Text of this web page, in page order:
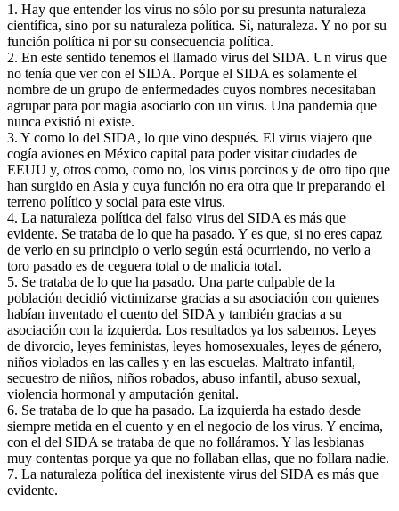
1. Hay que entender los virus no sólo por su presunta naturaleza
científica, sino por su naturaleza política. Sí, naturaleza. Y no por su
función política ni por su consecuencia política.
2. En este sentido tenemos el llamado virus del SIDA. Un virus que
no tenía que ver con el SIDA. Porque el SIDA es solamente el
nombre de un grupo de enfermedades cuyos nombres necesitaban
agrupar para por magia asociarlo con un virus. Una pandemia que
nunca existió ni existe.
3. Y como lo del SIDA, lo que vino después. El virus viajero que
cogía aviones en México capital para poder visitar ciudades de
EEUU y, otros como, como no, los virus porcinos y de otro tipo que
han surgido en Asia y cuya función no era otra que ir preparando el
terreno político y social para este virus.
4. La naturaleza política del falso virus del SIDA es más que
evidente. Se trataba de lo que ha pasado. Y es que, si no eres capaz
de verlo en su principio o verlo según está ocurriendo, no verlo a
toro pasado es de ceguera total o de malicia total.
5. Se trataba de lo que ha pasado. Una parte culpable de la
población decidió victimizarse gracias a su asociación con quienes
habían inventado el cuento del SIDA y también gracias a su
asociación con la izquierda. Los resultados ya los sabemos. Leyes
de divorcio, leyes feministas, leyes homosexuales, leyes de género,
niños violados en las calles y en las escuelas. Maltrato infantil,
secuestro de niños, niños robados, abuso infantil, abuso sexual,
violencia hormonal y amputación genital.
6. Se trataba de lo que ha pasado. La izquierda ha estado desde
siempre metida en el cuento y en el negocio de los virus. Y encima,
con el del SIDA se trataba de que no folláramos. Y las lesbianas
muy contentas porque ya que no follaban ellas, que no follara nadie.
7. La naturaleza política del inexistente virus del SIDA es más que
evidente.